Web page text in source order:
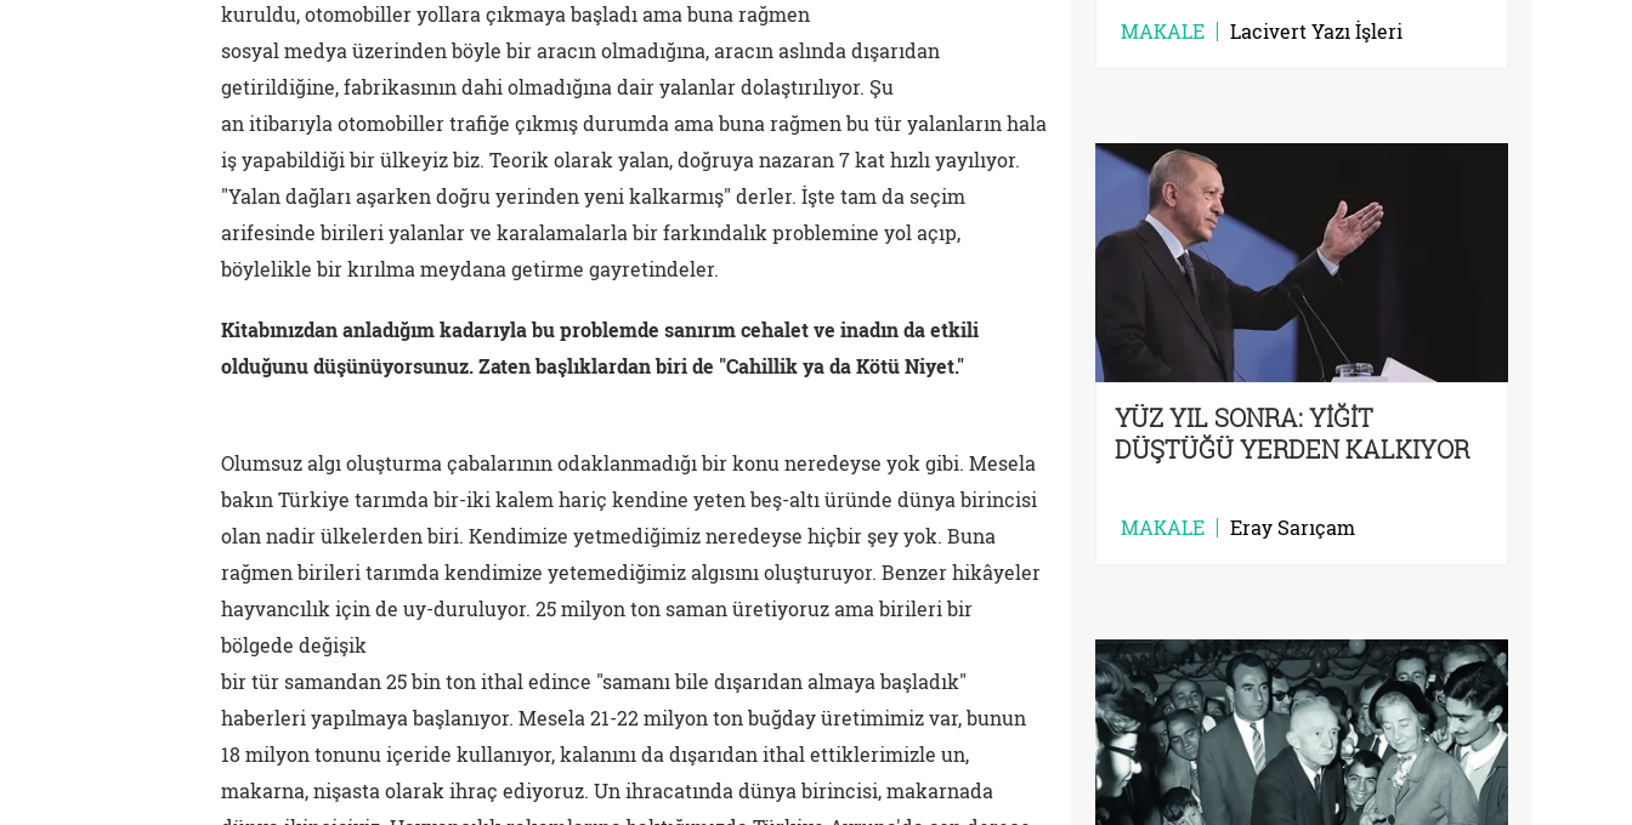
kuruldu, otomobiller yollara çıkmaya başladı ama buna rağmen
sosyal medya üzerinden böyle bir aracın olmadığına, aracın aslında dışarıdan
getirildiğine, fabrikasının dahi olmadığına dair yalanlar dolaştırılıyor. Şu
an itibarıyla otomobiller trafiğe çıkmış durumda ama buna rağmen bu tür yalanların hala
iş yapabildiği bir ülkeyiz biz. Teorik olarak yalan, doğruya nazaran 7 kat hızlı yayılıyor.
"Yalan dağları aşarken doğru yerinden yeni kalkarmış" derler. İşte tam da seçim
arifesinde birileri yalanlar ve karalamalarla bir farkındalık problemine yol açıp,
böylelikle bir kırılma meydana getirme gayretindeler.
Kitabınızdan anladığım kadarıyla bu problemde sanırım cehalet ve inadın da etkili
olduğunu düşünüyorsunuz. Zaten başlıklardan biri de "Cahillik ya da Kötü Niyet."
Olumsuz algı oluşturma çabalarının odaklanmadığı bir konu neredeyse yok gibi. Mesela
bakın Türkiye tarımda bir-iki kalem hariç kendine yeten beş-altı üründe dünya birincisi
olan nadir ülkelerden biri. Kendimize yetmediğimiz neredeyse hiçbir şey yok. Buna
rağmen birileri tarımda kendimize yetemediğimiz algısını oluşturuyor. Benzer hikâyeler
hayvancılık için de uy-duruluyor. 25 milyon ton saman üretiyoruz ama birileri bir
bölgede değişik
bir tür samandan 25 bin ton ithal edince "samanı bile dışarıdan almaya başladık"
haberleri yapılmaya başlanıyor. Mesela 21-22 milyon ton buğday üretimimiz var, bunun
18 milyon tonunu içeride kullanıyor, kalanını da dışarıdan ithal ettiklerimizle un,
makarna, nişasta olarak ihraç ediyoruz. Un ihracatında dünya birincisi, makarnada
MAKALE Lacivert Yazı İşleri
YÜZ YIL SONRA: YİĞİT
DÜŞTÜĞÜ YERDEN KALKIYOR
MAKALE Eray Sarıçam